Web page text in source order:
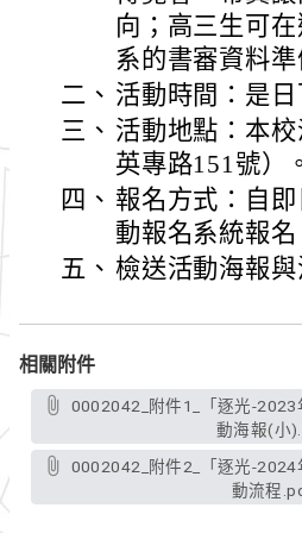
向；高三生可
系的書審資料
二、 活動時間：是日
三、 活動地點：本
英專路151號）。
四、 報名方式：自
動報名系統報
五、 檢送活動海報與
相關附件
動海報(小
動流程